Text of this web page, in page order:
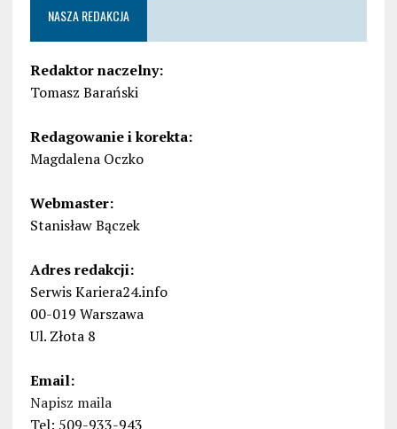
NASZA REDAKCJA
Redaktor naczelny:
Tomasz Barański
Redagowanie i korekta:
Magdalena Oczko
Webmaster:
Stanisław Bączek
Adres redakcji:
Serwis Kariera24.info
00-019 Warszawa
Ul. Złota 8
Email:
Napisz maila
Tel: 509-933-943